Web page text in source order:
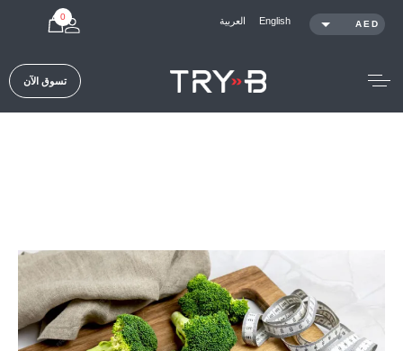
AED
English العربية 0
تسوق الآن
Articles / حساسية الإنسولين وكيف يمكن لـ TRY-B أن يساعد